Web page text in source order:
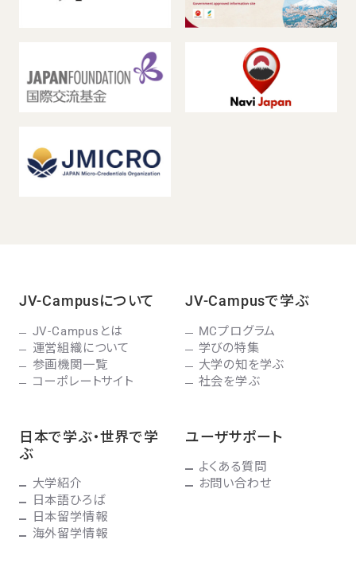
JV-Campusについて
JV-Campusとは
運営組織について
参画機関一覧
コーポレートサイト
JV-Campusで学ぶ
MCプログラム
学びの特集
大学の知を学ぶ
社会を学ぶ
日本で学ぶ・世界で学
ぶ
大学紹介
日本語ひろば
日本留学情報
海外留学情報
ユーザサポート
よくある質問
お問い合わせ